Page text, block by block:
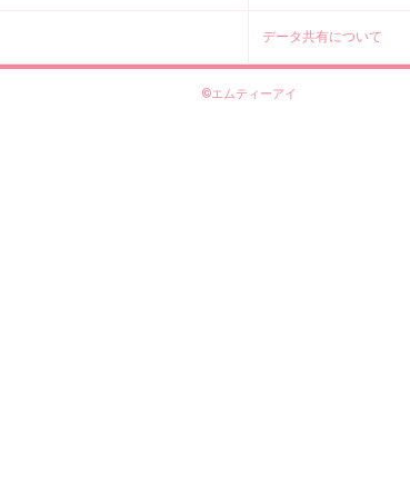
データ共有について
©エムティーアイ